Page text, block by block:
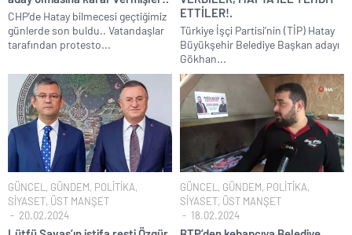
CHP’de Hatay bilmecesi geçtiğimiz
günlerde son buldu.. Vatandaşlar
tarafından protesto...
ETTİLER!.
Türkiye İşçi Partisi’nin (TİP) Hatay
Büyükşehir Belediye Başkan adayı
Gökhan...
GÜNCEL , GÜNDEM, POLİTİKA,
SİYASET, ÜST MANŞET
20.02.2024
GÜNCEL , GÜNDEM, POLİTİKA,
SİYASET, ÜST MANŞET
18.02.2024